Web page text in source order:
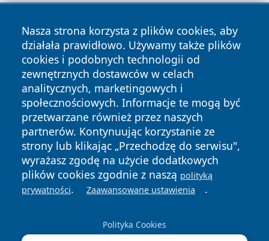
Nasza strona korzysta z plików cookies, aby
działała prawidłowo. Używamy także plików
cookies i podobnych technologii od
zewnętrznych dostawców w celach
analitycznych, marketingowych i
społecznościowych. Informacje te mogą być
przetwarzane również przez naszych
partnerów. Kontynuując korzystanie ze
strony lub klikając „Przechodzę do serwisu",
wyrażasz zgodę na użycie dodatkowych
plików cookies zgodnie z naszą polityką
prywatności. Zaawansowane ustawienia .
Polityka Cookies
Copyright © 2026 wejherowski24.pl Wszystkie prawa
zastrzeżone.
News Autorzy
Polityka
Prywatności
Polityka
Cookies